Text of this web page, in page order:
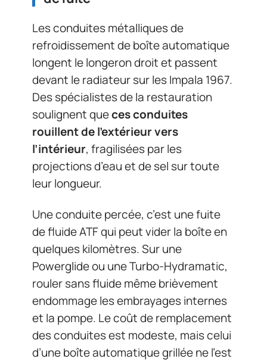
Les conduites métalliques de
refroidissement de boîte automatique
longent le longeron droit et passent
devant le radiateur sur les Impala 1967.
Des spécialistes de la restauration
soulignent queces conduites
rouillent de l’extérieur vers
l’intérieur, fragilisées par les
projections d’eau et de sel sur toute
leur longueur.
Une conduite percée, c’est une fuite
de fluide ATF qui peut vider la boîte en
quelques kilomètres. Sur une
Powerglide ou une Turbo-Hydramatic,
rouler sans fluide même brièvement
endommage les embrayages internes
et la pompe. Le coût de remplacement
des conduites est modeste, mais celui
d’une boîte automatique grillée ne l’est